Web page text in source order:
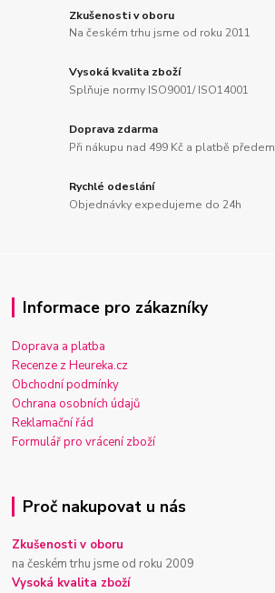
Zkušenosti v oboru
Na českém trhu jsme od roku 2011
Vysoká kvalita zboží
Splňuje normy ISO9001/ ISO14001
Doprava zdarma
Při nákupu nad 499 Kč a platbě předem
Rychlé odeslání
Objednávky expedujeme do 24h
Informace pro zákazníky
Doprava a platba
Recenze z Heureka.cz
Obchodní podmínky
Ochrana osobních údajů
Reklamační řád
Formulář pro vrácení zboží
Proč nakupovat u nás
Zkušenosti v oboru
na českém trhu jsme od roku 2009
Vysoká kvalita zboží